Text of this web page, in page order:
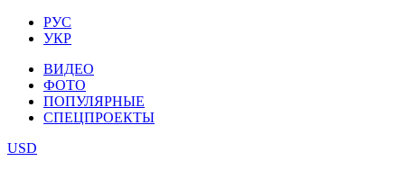
РУС
УКР
ВИДЕО
ФОТО
ПОПУЛЯРНЫЕ
СПЕЦПРОЕКТЫ
USD